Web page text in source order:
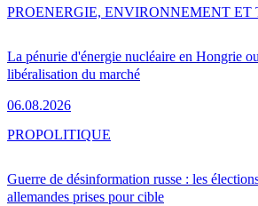
La pénurie d'énergie nucléaire en Hongrie
libéralisation du marché
06.08.2026
PROENERGIE, ENVIRONNEMENT ET
Guerre de désinformation russe : les
allemandes prises pour cible
PROPOLITIQUE